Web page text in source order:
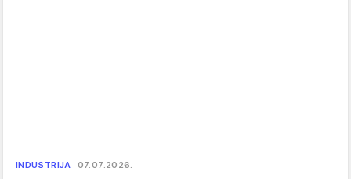
INDUSTRIJA 07.07.2026.